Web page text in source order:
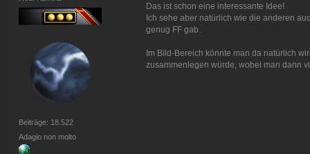
Beiträge: 18.522
Adagio non molto
Das ist schon eine interessante Idee!
Ich sehe aber natürlich wie die anderen
genug FF gab.
Im Bild-Bereich könnte man da natürlich
zusammenlegen würde, wobei man dann